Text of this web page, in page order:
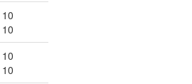
10
10
10
10